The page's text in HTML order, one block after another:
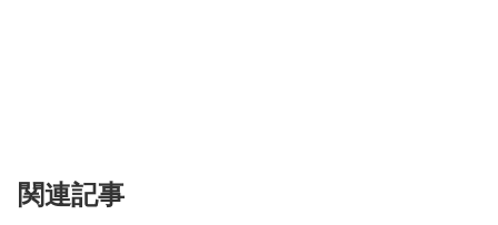
関連記事